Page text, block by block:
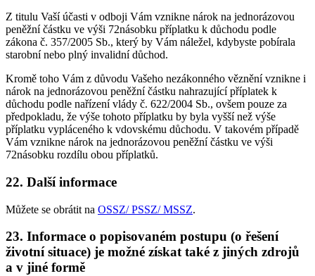
Z titulu Vaší účasti v odboji Vám vznikne nárok na jednorázovou
peněžní částku ve výši 72násobku příplatku k důchodu podle
zákona č. 357/2005 Sb., který by Vám náležel, kdybyste pobírala
starobní nebo plný invalidní důchod.
Kromě toho Vám z důvodu Vašeho nezákonného věznění vznikne i
nárok na jednorázovou peněžní částku nahrazující příplatek k
důchodu podle nařízení vlády č. 622/2004 Sb., ovšem pouze za
předpokladu, že výše tohoto příplatku by byla vyšší než výše
příplatku vypláceného k vdovskému důchodu. V takovém případě
Vám vznikne nárok na jednorázovou peněžní částku ve výši
72násobku rozdílu obou příplatků.
22. Další informace
Můžete se obrátit na OSSZ/ PSSZ/ MSSZ.
23. Informace o popisovaném postupu (o řešení
životní situace) je možné získat také z jiných zdrojů
a v jiné formě